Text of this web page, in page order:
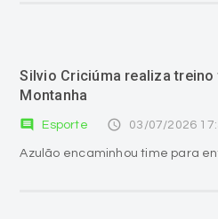
Silvio Criciúma realiza
Montanha
comment Esporte access_time 03/07/2026
Azulão encaminhou time para